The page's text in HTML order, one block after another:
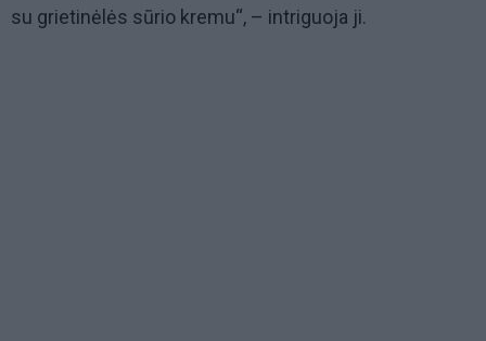
su grietinėlės sūrio kremu“, – intriguoja ji.